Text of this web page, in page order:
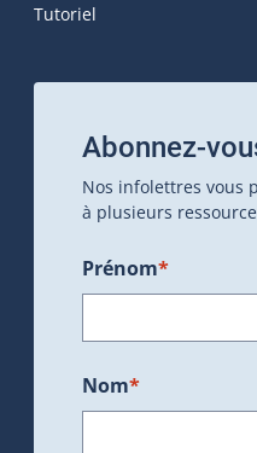
Tutoriel
Abonnez-
Nos infolettres vous
à plusieurs
Prénom*
Nom*